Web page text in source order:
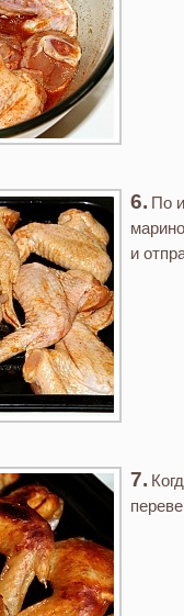
По
и